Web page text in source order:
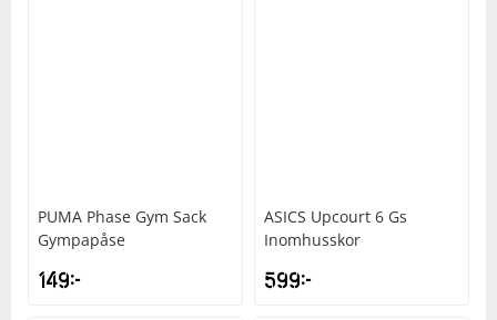
PUMA Phase Gym Sack
Gympapåse
149kr
ASICS Upcourt 6 Gs
Inomhusskor
599kr